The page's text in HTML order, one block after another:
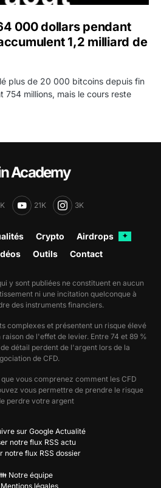
000 dollars pendant
1,2 milliard de
plus de 20 000 bitcoins depuis fin
754 millions, mais le cours reste
Academy
21K 3K
Crypto Airdrops ✦
Outils Contact
y sont publiées ne constituent en aucun
ni une incitation quelconque à
des instruments financiers.
complexes et présentent un risque élevé
de l'effet de levier. Entre 74 et 89 %
détail perdent de l'argent lors de la
de CFD.
vous comprenez comment les CFD
vous permettre de prendre le risque
perdre votre argent
sur Google Actualité
notre flux RSS actu
notre flux RSS dossier
Notre équipe
Mentions légales